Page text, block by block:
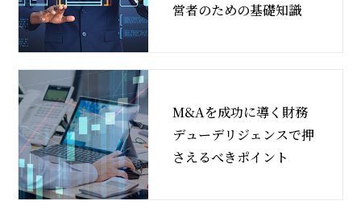
営者のための基礎知識
M&Aを成功に導く財務
デューデリジェンスで押
さえるべきポイント